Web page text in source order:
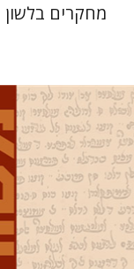
מחקרים בלשון
דוד מ' בוניס עפרה